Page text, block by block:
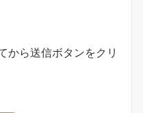
から送信ボタンをクリ